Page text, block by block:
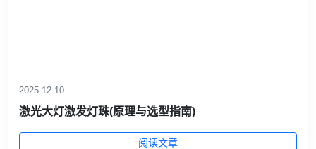
2025-12-10
激光大灯激发灯珠(原理与选型指南)
阅读文章